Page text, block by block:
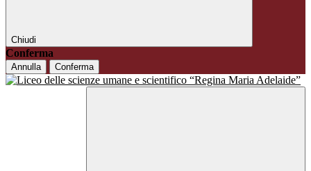
Chiudi
Conferma
Annulla Conferma